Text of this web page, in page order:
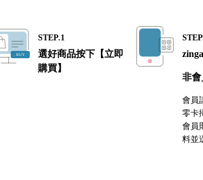
STEP.1
選好商品按下【立即
購買】
非
會員
零卡
會員
料並